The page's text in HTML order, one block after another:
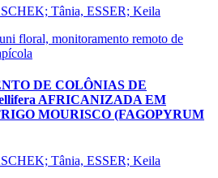
Tânia, ESSER; Keila
floral, monitoramento remoto de
DE COLÔNIAS DE
AFRICANIZADA EM
MOURISCO (FAGOPYRUM
Tânia, ESSER; Keila